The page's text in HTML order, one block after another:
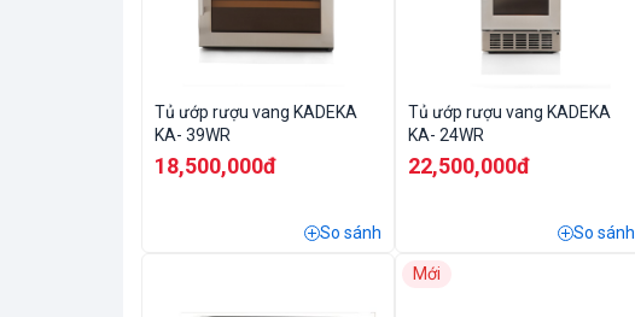
Tủ ướp rượu vang KADEKA
KA- 39WR
18,500,000đ
So sánh
Tủ ướp rượu vang KADEKA
KA- 24WR
22,500,000đ
So sánh
Mới